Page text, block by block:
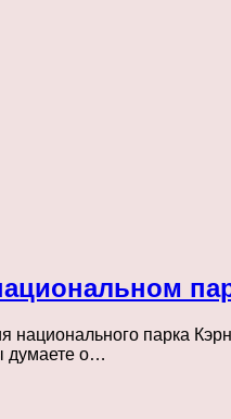
парка
думаете о…